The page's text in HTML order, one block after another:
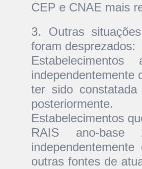
CEP e CNAE mais
3. Outras
foram desprezados:
independentemente
ter sido
posteriormente.
Estabelecimentos
RAIS ano-
outras fontes de